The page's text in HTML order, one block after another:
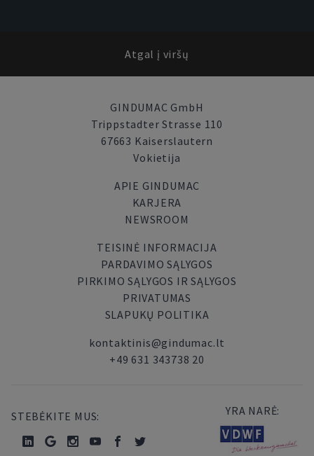
Atgal į viršų
GINDUMAC GmbH
Trippstadter Strasse 110
67663 Kaiserslautern
Vokietija
APIE GINDUMAC
KARJERA
NEWSROOM
TEISINĖ INFORMACIJA
PARDAVIMO SĄLYGOS
PIRKIMO SĄLYGOS IR SĄLYGOS
PRIVATUMAS
SLAPUKŲ POLITIKA
kontaktinis@gindumac.lt
+49 631 343738 20
STEBĖKITE MUS: YRA NARĖ: